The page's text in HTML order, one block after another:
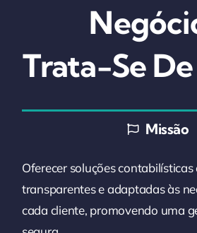
Trata-Se
Missão
Oferecer soluções
transparentes e adaptadas às
cada cliente, promovendo uma